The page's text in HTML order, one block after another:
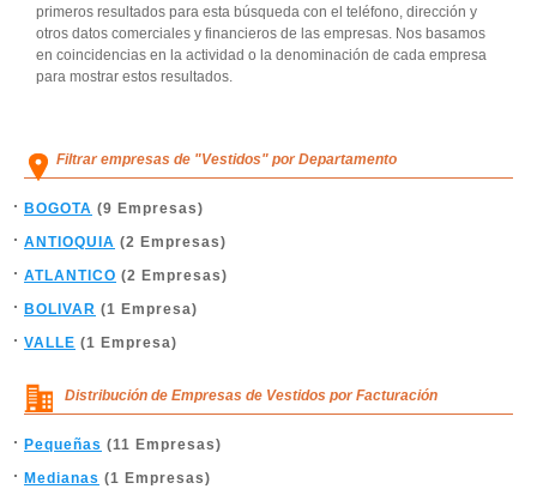
primeros resultados para esta búsqueda con el teléfono, dirección y
otros datos comerciales y financieros de las empresas. Nos basamos
en coincidencias en la actividad o la denominación de cada empresa
para mostrar estos resultados.
Filtrar empresas de "Vestidos" por Departamento
BOGOTA (9 Empresas)
ANTIOQUIA (2 Empresas)
ATLANTICO (2 Empresas)
BOLIVAR (1 Empresa)
VALLE (1 Empresa)
Distribución de Empresas de Vestidos por Facturación
Pequeñas (11 Empresas)
Medianas (1 Empresas)